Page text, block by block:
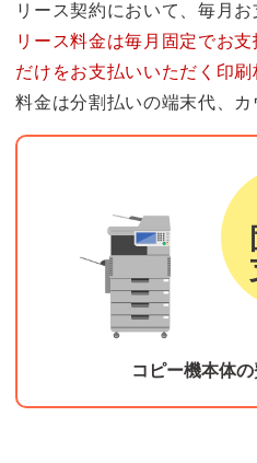
リース契約において、毎月
リース料金は毎月固定でお
だけをお支払いいただく印
料金は分割払いの端末代、
コピー機本体の